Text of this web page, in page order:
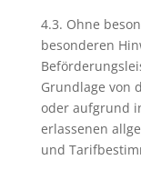
4.3. Ohne
besonderen
Grundlage von
oder aufgrund
erlassenen
und